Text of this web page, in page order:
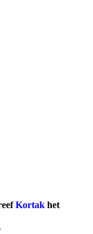
Kortak het